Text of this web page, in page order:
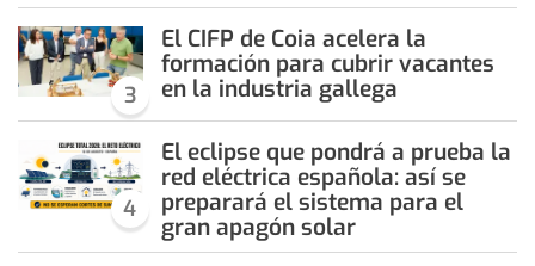
3
El CIFP de Coia acelera la
formación para cubrir vacantes
en la industria gallega
4
El eclipse que pondrá a prueba la
red eléctrica española: así se
preparará el sistema para el
gran apagón solar